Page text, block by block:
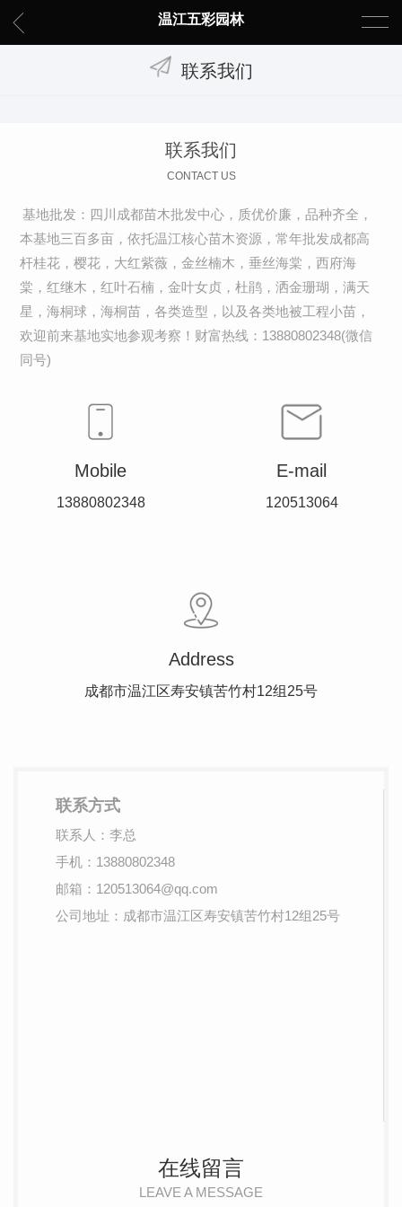
温江五彩园林
联系我们
联系我们
CONTACT US
基地批发：四川成都苗木批发中心，质优价廉，品种齐全，
本基地三百多亩，依托温江核心苗木资源，常年批发成都高
杆桂花，樱花，大红紫薇，金丝楠木，垂丝海棠，西府海
棠，红继木，红叶石楠，金叶女贞，杜鹃，洒金珊瑚，满天
星，海桐球，海桐苗，各类造型，以及各类地被工程小苗，
欢迎前来基地实地参观考察！财富热线：13880802348(微信
同号)
Mobile
13880802348
E-mail
120513064
Address
成都市温江区寿安镇苦竹村12组25号
联系方式
联系人：李总
手机：13880802348
邮箱：120513064@qq.com
公司地址：成都市温江区寿安镇苦竹村12组25号
在线留言
LEAVE A MESSAGE